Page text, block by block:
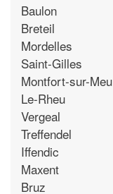
Baulon
Breteil
Mordelles
Saint-Gilles
Montfort-sur-Meu
Le-Rheu
Vergeal
Treffendel
Iffendic
Maxent
Bruz